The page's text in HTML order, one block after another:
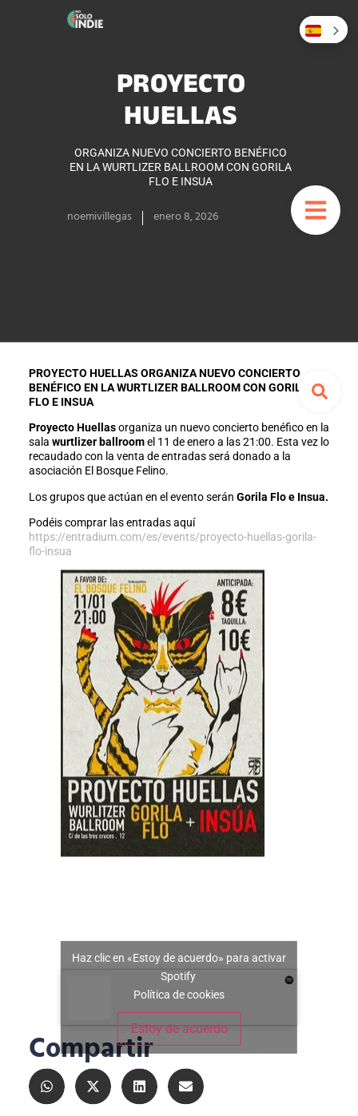
PROYECTO
HUELLAS
ORGANIZA NUEVO CONCIERTO BENÉFICO
EN LA WURTLIZER BALLROOM CON GORILA
FLO E INSUA
noemivillegas enero 8, 2026
PROYECTO HUELLAS ORGANIZA NUEVO CONCIERTO
BENÉFICO EN LA WURTLIZER BALLROOM CON GORILA
FLO E INSUA
Proyecto Huellasorganiza un nuevo concierto benéfico en la
sala wurtlizer ballroomel 11 de enero a las 21:00. Esta vez lo
recaudado con la venta de entradas será donado a la
asociación El Bosque Felino.
Los grupos que actúan en el evento serán Gorila Flo e Insua.
Podéis comprar las entradas aquí
https://entradium.com/es/events/proyecto-huellas-gorila-
flo-insua
Haz clic en «Estoy de acuerdo» para activar
Spotify
Política de cookies
Estoy de acuerdo
Compartir